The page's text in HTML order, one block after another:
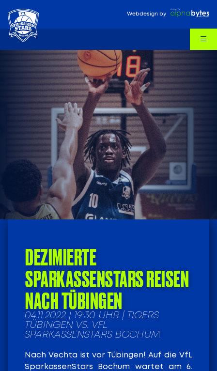
Webdesign by
DEZIMIERTE
SPARKASSENSTARS REISEN
NACH TÜBINGEN
04.11.2022 | 19:30 UHR | TIGERS
TÜBINGEN VS. VFL
SPARKASSENSTARS BOCHUM
Nach Vechta ist vor Tübingen! Auf die VfL
SparkassenStars Bochum wartet am 6.